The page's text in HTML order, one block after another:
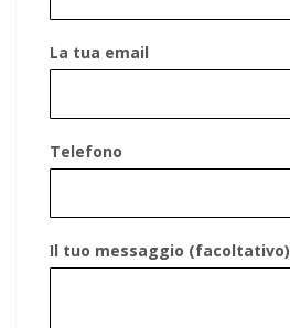
La tua email
Telefono
Il tuo messaggio (facoltativo)